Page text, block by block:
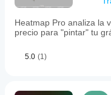
Heatmap Pro analiza la
precio para "pintar" tu
5.0 (1)